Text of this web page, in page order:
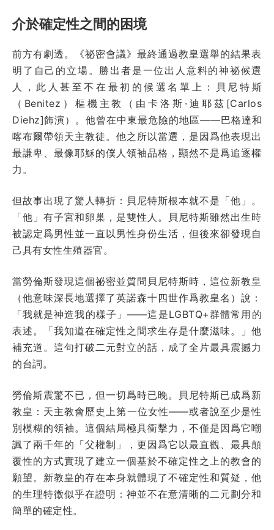
介於確定性之間的困境
前方有劇透。《祕密會議》最終通過教皇選舉的結果表
明了自己的立場。勝出者是一位出人意料的神祕候選
人，此人甚至不在最初的候選名單上：貝尼特斯
（Benitez）樞機主教（由卡洛斯·迪耶茲[Carlos
Diehz]飾演）。他曾在中東最危險的地區——巴格達和
喀布爾帶領天主教徒。他之所以當選，是因爲他表現出
最謙卑、最像耶穌的僕人領袖品格，顯然不是爲追逐權
力。
但故事出現了驚人轉折：貝尼特斯根本就不是「他」。
「他」有子宮和卵巢，是雙性人。貝尼特斯雖然出生時
被認定爲男性並一直以男性身份生活，但後來卻發現自
己具有女性生殖器官。
當勞倫斯發現這個祕密並質問貝尼特斯時，這位新教皇
（他意味深長地選擇了英諾森十四世作爲教皇名）說：
「我就是神造我的樣子」——這是LGBTQ+群體常用的
表述。「我知道在確定性之間求生存是什麼滋味。」他
補充道。這句打破二元對立的話，成了全片最具震撼力
的台詞。
勞倫斯震驚不已，但一切爲時已晚。貝尼特斯已成爲新
教皇：天主教會歷史上第一位女性——或者說至少是性
別模糊的領袖。這個結局極具衝擊力，不僅是因爲它嘲
諷了兩千年的「父權制」，更因爲它以最直觀、最具顛
覆性的方式實現了建立一個基於不確定性之上的教會的
願望。新教皇的存在本身就體現了不確定性和質疑，他
的生理特徵似乎在證明：神並不在意清晰的二元劃分和
簡單的確定性。